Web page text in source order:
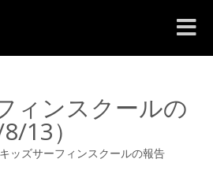
Toggle
ィンスクールの
13）
キッズサーフィンスクールの報告